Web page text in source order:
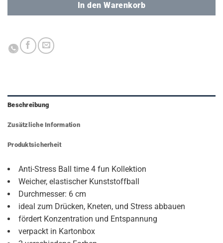
In den Warenkorb
Beschreibung
Zusätzliche Information
Produktsicherheit
Anti-Stress Ball time 4 fun Kollektion
Weicher, elastischer Kunststoffball
Durchmesser: 6 cm
ideal zum Drücken, Kneten, und Stress abbauen
fördert Konzentration und Entspannung
verpackt in Kartonbox